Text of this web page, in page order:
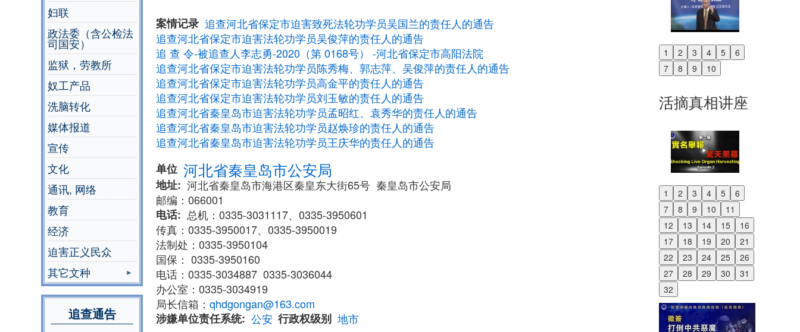
妇联
政法委（含公检法
司国安）
监狱，劳教所
奴工产品
洗脑转化
媒体报道
宣传
文化
通讯, 网络
教育
经济
迫害正义民众
其它文种
追查通告
案情记录 追查河北省保定市迫害致死法轮功学员吴国兰的责任人的通告
追查河北省保定市迫害法轮功学员吴俊萍的责任人的通告
追 查 令-被追查人李志勇-2020（第 0168号） -河北省保定市高阳法院
追查河北省保定市迫害法轮功学员陈秀梅、郭志萍、吴俊萍的责任人的通告
追查河北省保定市迫害法轮功学员高金平的责任人的通告
追查河北省保定市迫害法轮功学员刘玉敏的责任人的通告
追查河北省秦皇岛市迫害法轮功学员孟昭红、袁秀华的责任人的通告
追查河北省秦皇岛市迫害法轮功学员赵焕珍的责任人的通告
追查河北省秦皇岛市迫害法轮功学员王庆华的责任人的通告
单位 河北省秦皇岛市公安局
地址
河北省秦皇岛市海港区秦皇东大街65号 秦皇岛市公安局
邮编：066001
电话
总机：0335-3031117、0335-3950601
传真：0335-3950017、0335-3950019
法制处：0335-3950104
国保： 0335-3950160
电话：0335-3034887 0335-3036044
办公室：0335-3034919
局长信箱： qhdgongan@163.com
涉嫌单位责任系统
公安 行政权级别 地市
1 2 3 4 5
6
7
8 9 10
Previous
Next
活摘真相讲座
1 2 3 4 5
6
7
8 9 10
11
12
13 14 15
16
17
18 19 20
21
22
23 24 25
26
27
28 29 30
31
32
Previous
Next